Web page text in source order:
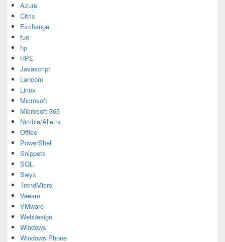
Azure
Citrix
Exchange
fun
hp
HPE
Javascript
Lancom
Linux
Microsoft
Microsoft 365
Nimble/Alletra
Office
PowerShell
Snippets
SQL
Swyx
TrendMicro
Veeam
VMware
Webdesign
Windows
Windows Phone